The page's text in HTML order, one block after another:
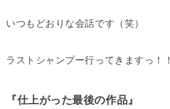
いつもどおりな会話です（笑）
ラストシャンプー行ってきますっ！！
『仕上がった最後の作品』